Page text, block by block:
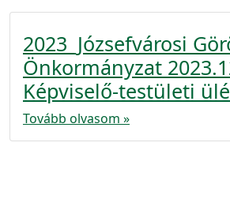
2023_Józsefvárosi
Önkormányzat
Képviselő-testületi
Tovább olvasom »